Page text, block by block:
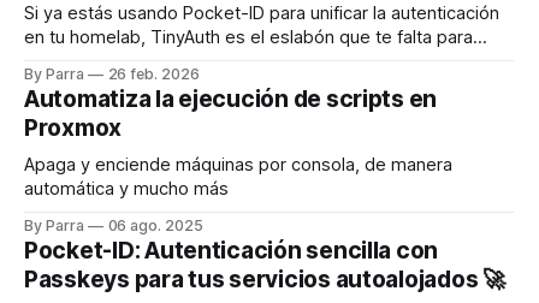
Si ya estás usando Pocket-ID para unificar la autenticación
en tu homelab, TinyAuth es el eslabón que te falta para
Passkeys, sin tener que pelearte con configuraciones
avanzadas de OIDC.
By Parra 26 feb. 2026
Automatiza la ejecución de scripts en
Proxmox
Apaga y enciende máquinas por consola, de manera
automática y mucho más
By Parra 06 ago. 2025
Pocket-ID: Autenticación sencilla con
Passkeys para tus servicios autoalojados 🚀